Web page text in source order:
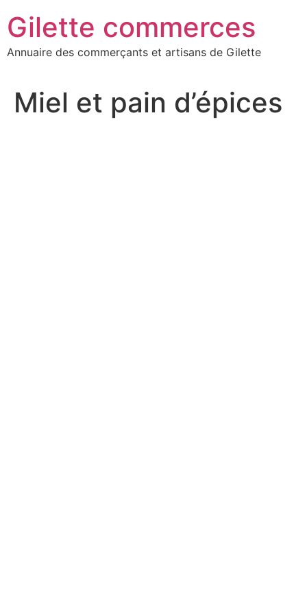
au
contenu
Gilette commerces
Annuaire des commerçants et artisans de Gilette
Miel et pain d’épices